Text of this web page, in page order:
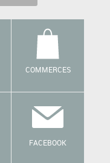
COMMERCES
FACEBOOK